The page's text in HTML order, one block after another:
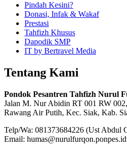
Pindah Kesini?
Donasi, Infak & Wakaf
Prestasi
Tahfizh Khusus
Dapodik SMP
IT by Bertravel Media
Tentang Kami
Pondok Pesantren Tahfizh Nurul
Jalan M. Nur Abidin RT 001 RW
Rawang Air Putih, Kec. Siak, Kab.
Telp/Wa: 081373684226 (Ust Abdul
Email: humas@nurulfurqon.ponpes.id